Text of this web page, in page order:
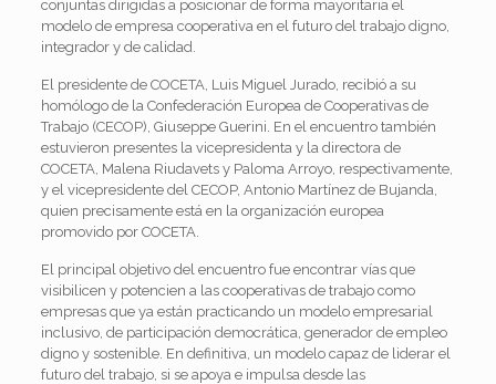
conjuntas dirigidas a posicionar de forma mayoritaria el
modelo de empresa cooperativa en el futuro del trabajo digno,
integrador y de calidad.
El presidente de COCETA, Luis Miguel Jurado, recibió a su
homólogo de la Confederación Europea de Cooperativas de
Trabajo (CECOP), Giuseppe Guerini. En el encuentro también
estuvieron presentes la vicepresidenta y la directora de
COCETA, Malena Riudavets y Paloma Arroyo, respectivamente,
y el vicepresidente del CECOP, Antonio Martínez de Bujanda,
quien precisamente está en la organización europea
promovido por COCETA.
El principal objetivo del encuentro fue encontrar vías que
visibilicen y potencien a las cooperativas de trabajo como
empresas que ya están practicando un modelo empresarial
inclusivo, de participación democrática, generador de empleo
digno y sostenible. En definitiva, un modelo capaz de liderar el
futuro del trabajo, si se apoya e impulsa desde las